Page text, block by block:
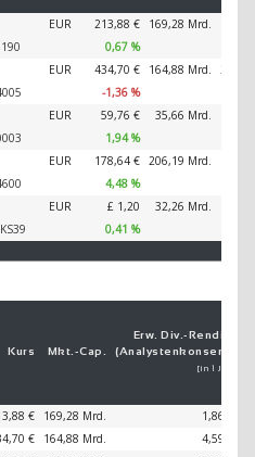
EUR 213,88 € 169,28 Mrd.
0,67 %
EUR 434,70 € 164,88 Mrd.
-1,36 %
EUR 59,76 € 35,66 Mrd.
1,94 %
EUR 178,64 € 206,19 Mrd.
4,48 %
EUR £ 1,20 32,26 Mrd.
0,41 %
Kurs Mkt.-Cap.
Erw. Div.- Ren­di­te
(Analystenkonsens)
[in 1 Jahr]
€ 169,28 Mrd.
1,86 %
€ 164,88 Mrd.
4,59 %